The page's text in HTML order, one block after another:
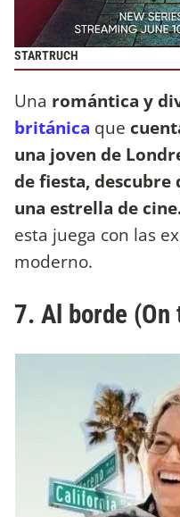
STARTRUCH
Una romántica y
británica que
una joven de
de fiesta,
una estrella de
esta juega con las
moderno.
7. Al borde (On